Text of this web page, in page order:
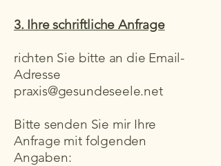
3. Ihre schriftliche Anfrage
richten Sie bitte an die Email-
Adresse
praxis@gesundeseele.net
Bitte senden Sie mir Ihre
Anfrage mit folgenden
Angaben: